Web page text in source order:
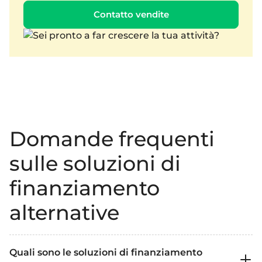
Contatto vendite
Domande frequenti
sulle soluzioni di
finanziamento
alternative
Quali sono le soluzioni di finanziamento